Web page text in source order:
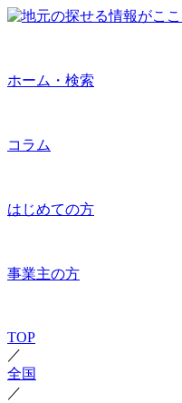
ホーム・検索
コラム
はじめての方
事業主の方
TOP
／
全国
／